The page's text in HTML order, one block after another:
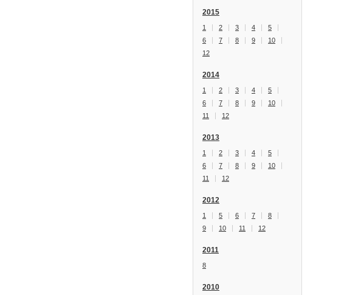
2015
1 2 3 4
5
6
7 8 9
10
12
2014
1 2 3 4
5
6
7 8 9
10
11
12
2013
1 2 3 4
5
6
7 8 9
10
11
12
2012
1 5 6 7
8
9
10 11 12
2011
8
2010